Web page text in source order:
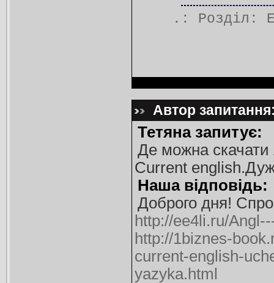
.: Розділ:
Автор
Тетяна запитує:
Де можна скачати
Current
Наша відповідь:
Доброго дня!
http://ee4li.ru/
http://1biznes-
current-english-
yazyka.html